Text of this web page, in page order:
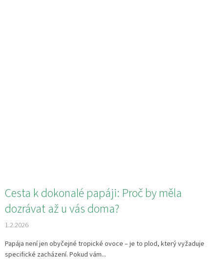
Cesta k dokonalé papáji: Proč by měla
dozrávat až u vás doma?
1.2.2026
Papája není jen obyčejné tropické ovoce – je to plod, který vyžaduje
specifické zacházení. Pokud vám...